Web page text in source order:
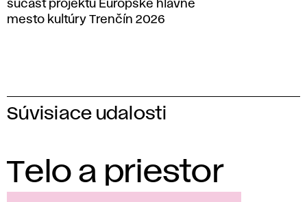
súčasť projektu Európske hlavné
mesto kultúry Trenčín 2026
Súvisiace udalosti
Telo a priestor